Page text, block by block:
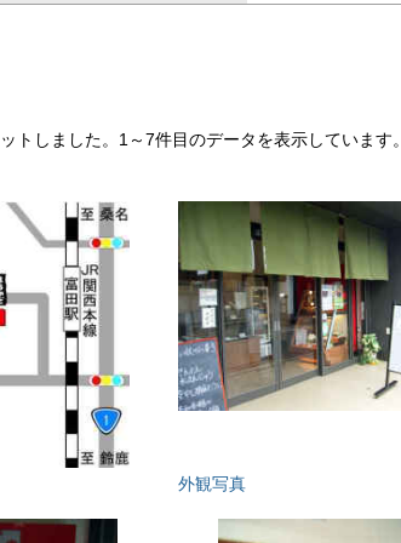
トしました。1～7件目のデータを表示しています。
外観写真